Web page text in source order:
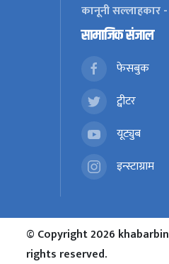
कानूनी सल्लाहकार -
सामाजिक संजाल
फेसबुक
ट्वीटर
यूट्युब
इन्स्टाग्राम
© Copyright 2026
rights reserved.